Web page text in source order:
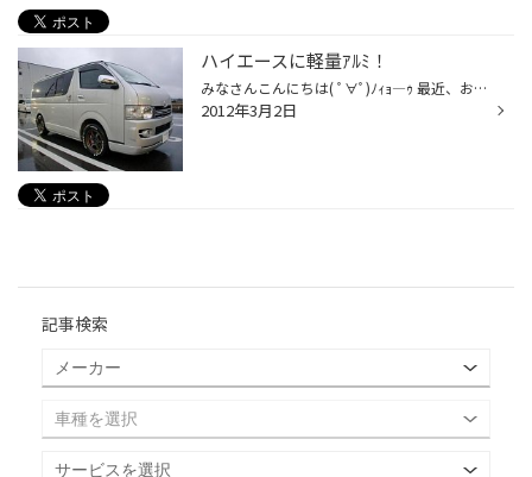
ハイエースに軽量ｱﾙﾐ！
みなさんこんにちは( ﾟ∀ﾟ)ﾉｨｮ―ｩ 最近、お客さんの画像のアップがすこぶる 遅れてしまっている、今日この頃ですｗ 頑張ってアップしていきますので 皆様お待ちください(*_ _)人ｺﾞﾒﾝﾅｻｲ え～今回はハイエースになんと！ 軽量アルミの王道のレイズのＴＥ３７を取り付けしました ナスカーのホワイトレタ...
2012年3月2日
記事検索